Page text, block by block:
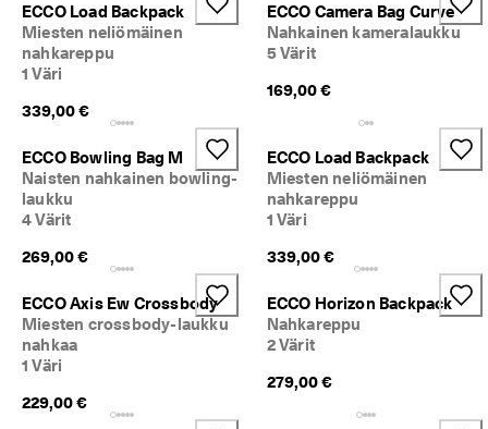
ECCO Load Backpack
Miesten neliömäinen
nahkareppu
1 Väri
339,00 €
ECCO Camera Bag Curve
Nahkainen kameralaukku
5 Värit
169,00 €
ECCO Bowling Bag M
Naisten nahkainen bowling-
laukku
4 Värit
269,00 €
ECCO Load Backpack
Miesten neliömäinen
nahkareppu
1 Väri
339,00 €
ECCO Axis Ew Crossbody
Miesten crossbody-laukku
nahkaa
1 Väri
229,00 €
ECCO Horizon Backpack
Nahkareppu
2 Värit
279,00 €